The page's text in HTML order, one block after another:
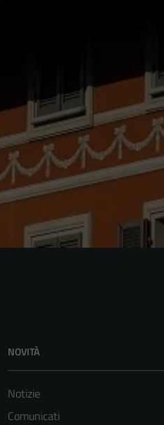
NOVITÀ
Notizie
Comunicati